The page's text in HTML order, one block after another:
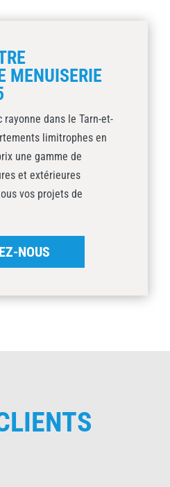
MENUISERIE
dans le Tarn-et-
limitrophes en
une gamme de
et extérieures
vos projets de
NOUS